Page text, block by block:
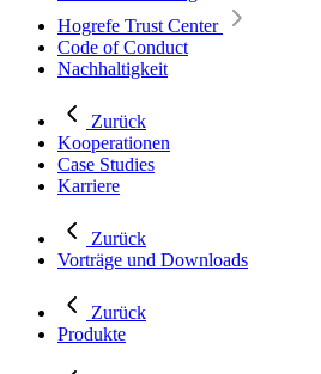
Hogrefe Trust Center
Code of Conduct
Nachhaltigkeit
Zurück
Kooperationen
Case Studies
Karriere
Zurück
Vorträge und Downloads
Zurück
Produkte